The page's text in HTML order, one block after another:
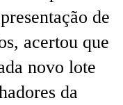
de
acertou que
novo lote
da